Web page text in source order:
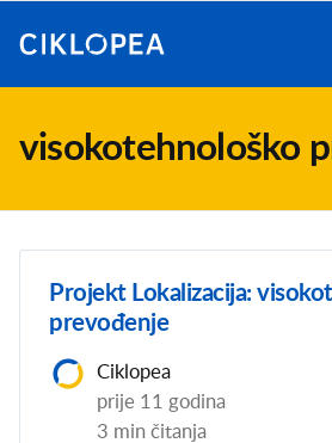
visokotehnološko
Projekt Lokalizacija:
prevođenje
Ciklopea
prije 11 godina
3 min čitanja